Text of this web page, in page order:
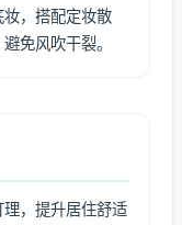
，搭配定妆散
免风吹干裂。
，提升居住舒适